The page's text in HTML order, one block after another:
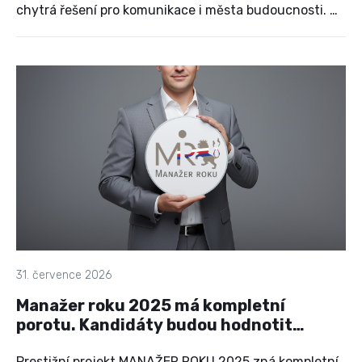
chytrá řešení pro komunikace i města budoucnosti. Na
vědeckých organizací, média i široká veřejnost, aby
společně objevili trendy, které mění způsob, jakým se
31. července 2026
Manažer roku 2025 má kompletní
porotu. Kandidáty budou hodnotit